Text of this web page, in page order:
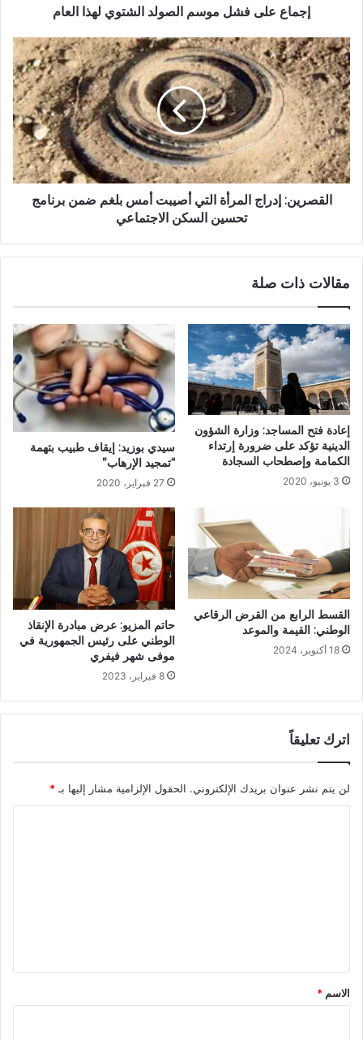
إجماع على فشل موسم الصولد الشتوي لهذا العام
القصرين: إدراج المرأة التي أصيبت أمس بلغم ضمن برنامج
تحسين السكن الاجتماعي
مقالات ذات صلة
إعادة فتح المساجد: وزارة الشؤون
الدينية تؤكد على ضرورة إرتداء
الكمامة وإصطحاب السجادة
3 يونيو، 2020
سيدي بوزيد: إيقاف طبيب بتهمة
“تمجيد الإرهاب”
27 فبراير، 2020
القسط الرابع من القرض الرقاعي
الوطني: القيمة والموعد
18 أكتوبر، 2024
حاتم المزيو: عرض مبادرة الإنقاذ
الوطني على رئيس الجمهورية في
موفى شهر فيفري
8 فبراير، 2023
اترك تعليقاً
لن يتم نشر عنوان بريدك الإلكتروني. الحقول الإلزامية مشار إليها بـ *
*
الاسم *